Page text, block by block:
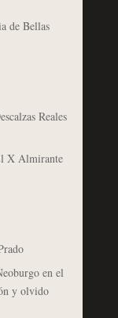
de Bellas
Reales
X Almirante
en el
y olvido